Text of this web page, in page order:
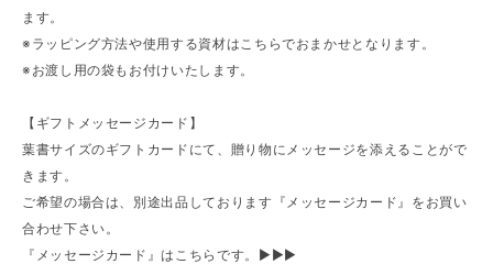
ます。
※ラッピング方法や使用する資材はこちらでおまかせとなります。
※お渡し用の袋もお付けいたします。
【ギフトメッセージカード】
葉書サイズのギフトカードにて、贈り物にメッセージを添えることがで
きます。
ご希望の場合は、別途出品しております『メッセージカード』をお買い
合わせ下さい。
『メッセージカード』はこちらです。►►►